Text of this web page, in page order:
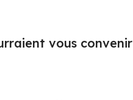
vous convenir